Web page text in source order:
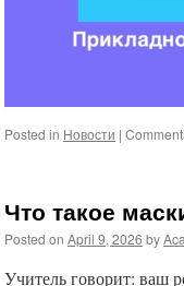
Posted in Новости |
Что такое
Posted on April 9, 2026 by
Учитель говорит: ваш